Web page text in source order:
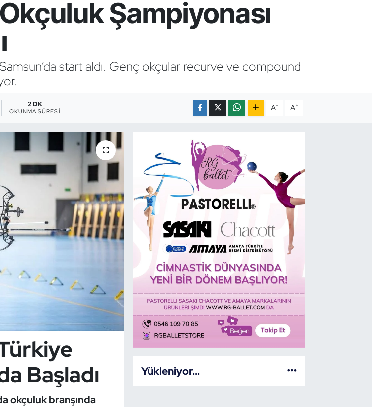
Şampiyonası
start aldı. Genç okçular recurve ve compound
2 DK
OKUNMA SÜRESI A- A+
Başladı
okçuluk branşında
Yükleniyor...